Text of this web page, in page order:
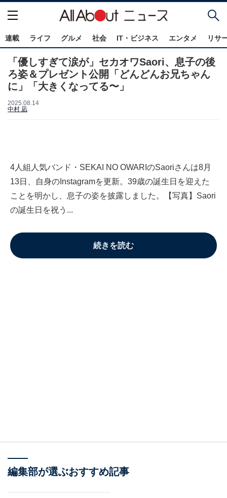
連載 ライフ グルメ 社会 IT・ビジネス エンタメ リサ
「優しすぎて涙が」セカオワSaori、息子の後
ろ姿＆プレゼント公開「どんどんお兄ちゃん
に」「大きくなってる〜」
2025.08.14
中村 凪
4人組人気バンド・SEKAI NO OWARIのSaoriさんは8月
13日、自身のInstagramを更新。39歳の誕生日を迎えた
ことを明かし、息子の姿を披露しました。【写真】Saori
の誕生日を祝う...
続きを読む
編集部が選ぶおすすめ記事